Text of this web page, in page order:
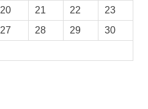
20 21 22
23
27 28 29
30